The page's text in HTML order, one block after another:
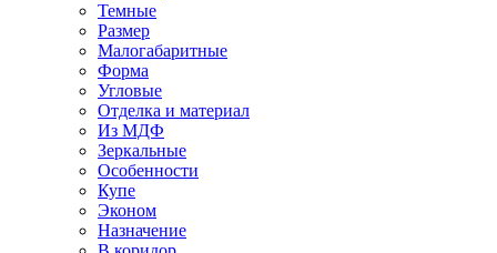
Темные
Размер
Малогабаритные
Форма
Угловые
Отделка и материал
Из МДФ
Зеркальные
Особенности
Купе
Эконом
Назначение